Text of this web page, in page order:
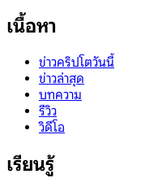
เนื้อหา
ข่าวคริปโตวันนี้
ข่าวล่าสุด
บทความ
รีวิว
วิดีโอ
เรียนรู้